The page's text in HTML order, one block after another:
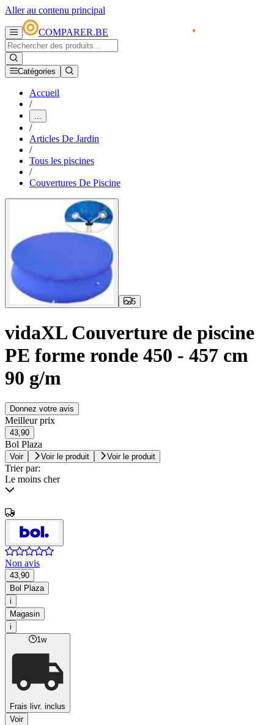
Aller au contenu principal
COMPARER.BE
Catégories
Accueil
/
...
/
Articles De Jardin
/
Tous les piscines
/
Couvertures De Piscine
5
vidaXL Couverture de piscine
PE forme ronde 450 - 457 cm
90 g/m
Donnez votre avis
Meilleur prix
43,90
Bol Plaza
Voir Voir le produit Voir le produit
Trier par:
Le moins cher
Non avis
43,90
Bol Plaza
i
Magasin
i
1w
Frais livr. inclus
Voir